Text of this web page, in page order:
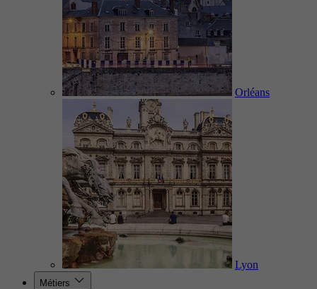
Orléans
Lyon
Métiers